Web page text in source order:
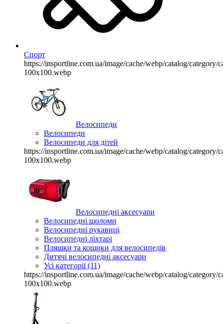
Спорт
https://insportline.com.ua/image/cache/webp/catalog/category/
100x100.webp
Велосипеди
Велосипеди
Велосипеди для дітей
https://insportline.com.ua/image/cache/webp/catalog/category/
100x100.webp
Велосипедні аксесуари
Велосипедні шоломи
Велосипедні рукавиці
Велосипедні ліхтарі
Пляшки та кошики для велосипедів
Дитячі велосипедні аксесуари
Усі категорії (11)
https://insportline.com.ua/image/cache/webp/catalog/category/
100x100.webp